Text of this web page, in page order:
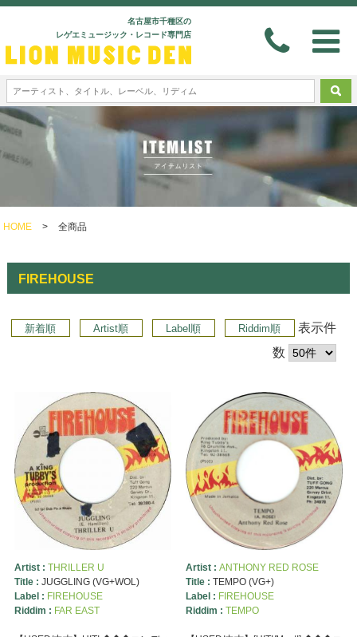
名古屋市千種区の
レゲエミュージック・レコード専門店
HOME > 全商品
FIREHOUSE
新着順 Artist順 Label順 Riddim順
表示件
数
Artist : THRILLER U
Title : JUGGLING (VG+WOL)
Label : FIREHOUSE
Riddim : FAR EAST
Artist : ANTHONY RED ROSE
Title : TEMPO (VG+)
Label : FIREHOUSE
Riddim : TEMPO